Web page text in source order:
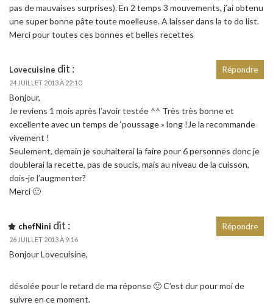
pas de mauvaises surprises). En 2 temps 3 mouvements, j’ai obtenu
une super bonne pâte toute moelleuse. A laisser dans la to do list.
Merci pour toutes ces bonnes et belles recettes
Lovecuisine dit :
24 JUILLET 2013 À 22:10
Bonjour,
Je reviens 1 mois après l’avoir testée ^^ Très très bonne et
excellente avec un temps de ‘poussage » long !Je la recommande
vivement !
Seulement, demain je souhaiterai la faire pour 6 personnes donc je
doublerai la recette, pas de soucis, mais au niveau de la cuisson,
dois-je l’augmenter?
Merci 🙂
Répondre
chefNini dit :
26 JUILLET 2013 À 9:16
Bonjour Lovecuisine,
désolée pour le retard de ma réponse 🙁 C’est dur pour moi de
suivre en ce moment.
Répondre